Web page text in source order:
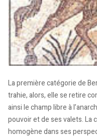
La première catégorie de
trahie, alors, elle se retire
ainsi le champ libre à
pouvoir et de ses valets. La
homogène dans ses